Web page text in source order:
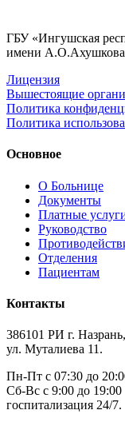
ГБУ «Ингушская
имени
Лицензия
Вышестоящие
Политика
Политика
Основное
О Больнице
Документы
Платные
Руководство
Отделения
Пациентам
Контакты
386101 РИ г. Назрань,
ул. Муталиева 11.
Пн-Пт с 07:30 до
Сб-Вс с 9:00 до 19:00
госпитализация 24/7.